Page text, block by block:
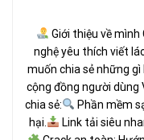
Giới thiệu về
nghệ yêu thích viết
muốn chia sẻ những
cộng đồng người dùng
chia sẻ:
Phần mềm
hại.
Link tải siêu